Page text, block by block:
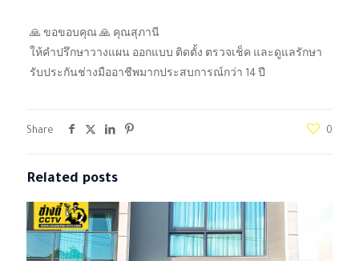
🙏 ขอขอบคุณ 🙏 คุณสุภานี
ให้คำปรึกษาวางแผน ออกแบบ ติดตั้ง ตรวจเช็ค และดูแลรักษา
รับประกันช่างมืออาชีพมากประสบการณ์กว่า 14 ปี
Share 0
Related posts